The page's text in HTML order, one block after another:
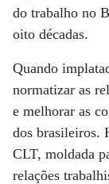
do trabalho no
oito décadas.
Quando
normatizar as
e melhorar as
dos brasileiros.
CLT, moldada
relações